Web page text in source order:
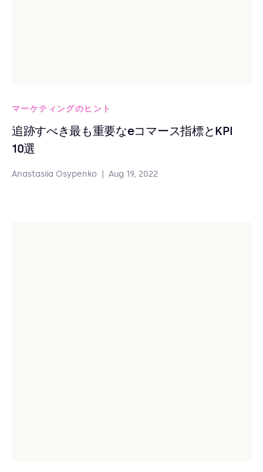
マーケティングのヒント
追跡すべき最も重要なeコマース指標とKPI
10選
Anastasiia Osypenko Aug 19, 2022